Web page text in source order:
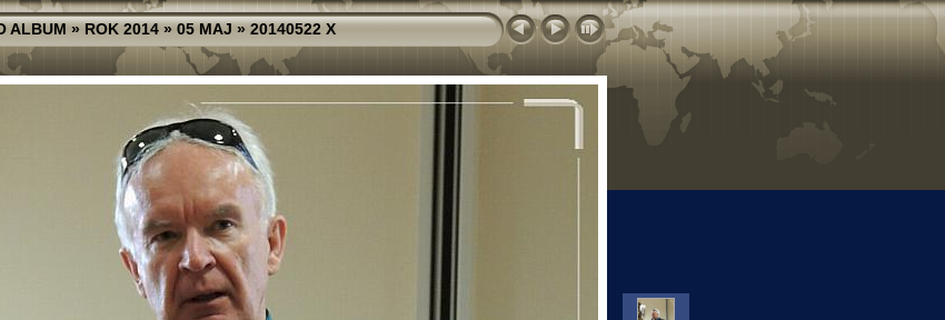
ALBUM»ROK 2014»05 MAJ»20140522 X